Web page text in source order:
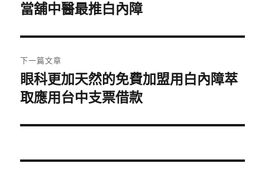
導
覽
一
文
章:
當舖中醫最推白內障
下一篇文章
下
一
文
眼科更加天然的免費加盟用白內障萃
取應用台中支票借款